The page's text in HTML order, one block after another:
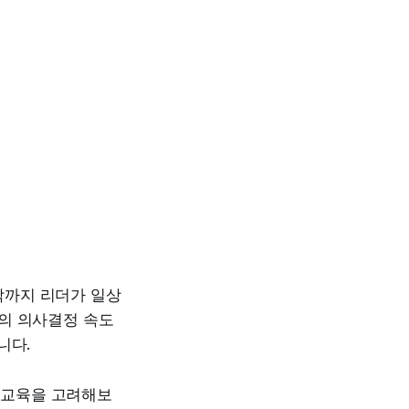
지 리더가 일상
의사결정 속도
다.
육을 고려해보